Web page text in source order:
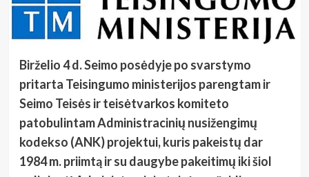
Birželio 4 d. Seimo posėdyje po svarstymo
pritarta Teisingumo ministerijos parengtam ir
Seimo Teisės ir teisėtvarkos komiteto
patobulintam Administracinių nusižengimų
kodekso (ANK) projektui, kuris pakeistų dar
1984 m. priimtą ir su daugybe pakeitimų iki šiol